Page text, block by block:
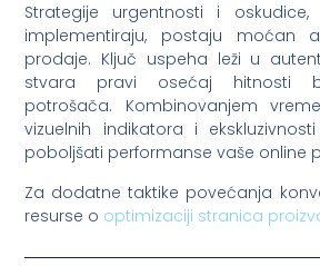
Strategije urgentnosti i
implementiraju, postaju moćan
prodaje. Ključ uspeha leži u
stvara pravi osećaj hitnosti
potrošača. Kombinovanjem
vizuelnih indikatora i
poboljšati performanse vaše online
Za dodatne taktike povećanja
resurse o optimizaciji stranica